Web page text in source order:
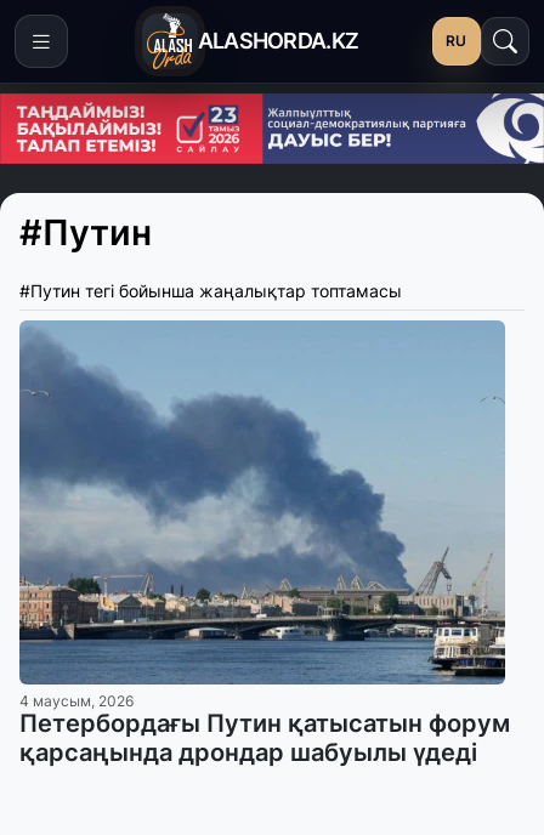
ALASHORDA.KZ RU
#Путин
#Путин тегі бойынша жаңалықтар топтамасы
4 маусым, 2026
Петербордағы Путин қатысатын форум
қарсаңында дрондар шабуылы үдеді